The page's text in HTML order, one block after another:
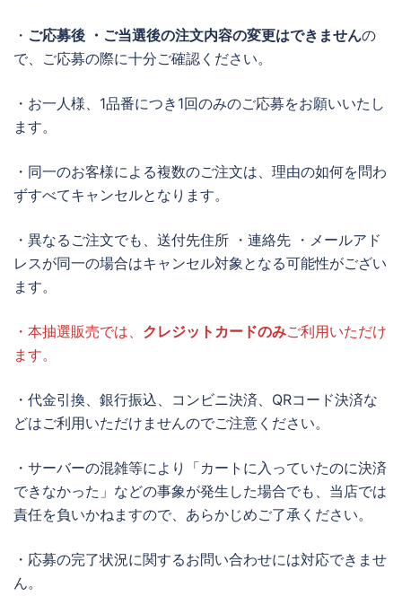
・ ご応募後 ・ご当選後の注文内容の変更はできませんの
で、ご応募の際に十分ご確認ください。
・お一人様、1品番につき1回のみのご応募をお願いいたし
ます。
・同一のお客様による複数のご注文は、理由の如何を問わ
ずすべてキャンセルとなります。
・異なるご注文でも、送付先住所 ・連絡先 ・メールアド
レスが同一の場合はキャンセル対象となる可能性がござい
ます。
・本抽選販売では、 クレジットカードのみご利用いただけ
ます。
・代金引換、銀行振込、コンビニ決済、QRコード決済な
どはご利用いただけませんのでご注意ください。
・サーバーの混雑等により「カートに入っていたのに決済
できなかった」などの事象が発生した場合でも、当店では
責任を負いかねますので、あらかじめご了承ください。
・応募の完了状況に関するお問い合わせには対応できませ
ん。